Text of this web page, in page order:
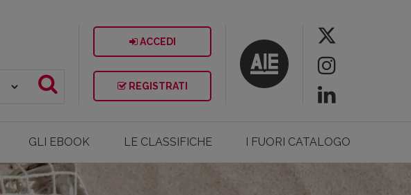
ACCEDI
REGISTRATI
GLI EBOOK LE CLASSIFICHE I FUORI CATALOGO